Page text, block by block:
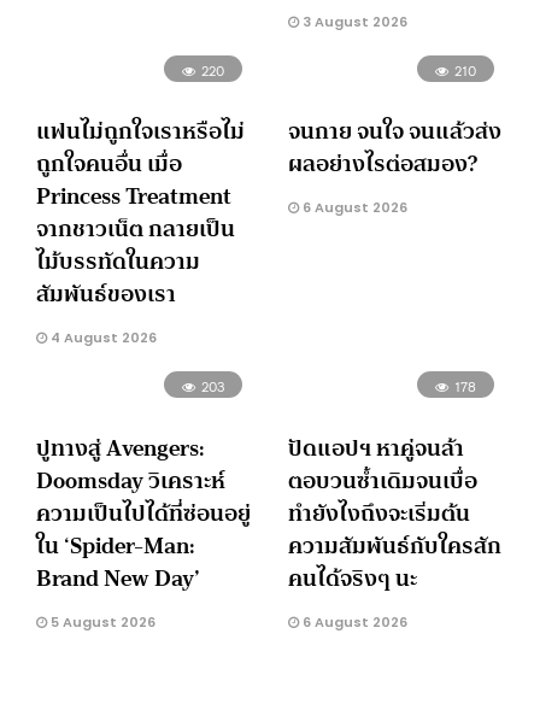
3 August 2026
220
แฟนไม่ถูกใจเราหรือไม่
ถูกใจคนอื่น เมื่อ
Princess Treatment
จากชาวเน็ต กลายเป็น
ไม้บรรทัดในความ
สัมพันธ์ของเรา
4 August 2026
210
จนกาย จนใจ จนแล้วส่ง
ผลอย่างไรต่อสมอง?
6 August 2026
203
ปูทางสู่ Avengers:
Doomsday วิเคราะห์
ความเป็นไปได้ที่ซ่อนอยู่
ใน ‘Spider-Man:
Brand New Day’
5 August 2026
178
ปัดแอปฯ หาคู่จนล้า
ตอบวนซ้ำเดิมจนเบื่อ
ทำยังไงถึงจะเริ่มต้น
ความสัมพันธ์กับใครสัก
คนได้จริงๆ นะ
6 August 2026